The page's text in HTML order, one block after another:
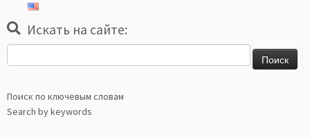
Искать на сайте:
Поиск по ключевым словам
Search by keywords